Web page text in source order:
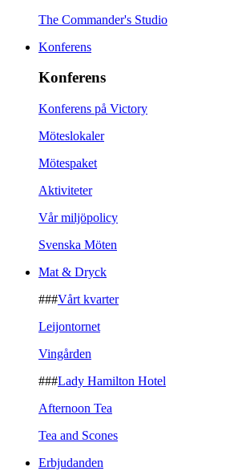
The Commander's Studio
Konferens
Konferens
Konferens på Victory
Möteslokaler
Mötespaket
Aktiviteter
Vår miljöpolicy
Svenska Möten
Mat & Dryck
###Vårt kvarter
Leijontornet
Vingården
###Lady Hamilton Hotel
Afternoon Tea
Tea and Scones
Erbjudanden